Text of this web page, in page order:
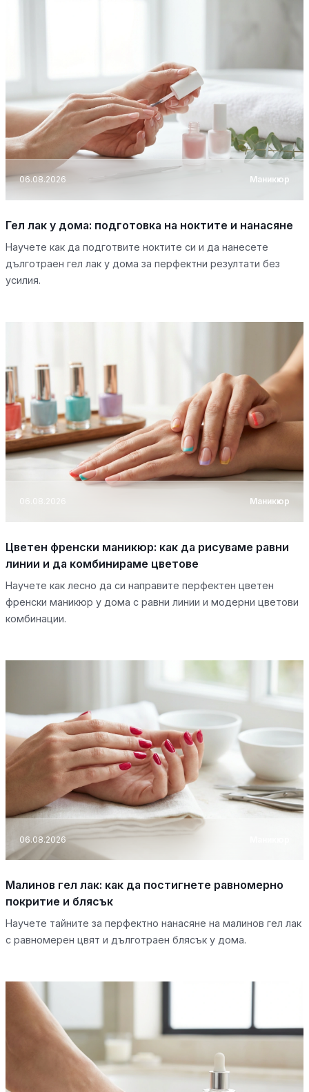
06.08.2026 Маникюр
Гел лак у дома: подготовка на ноктите и нанасяне
Научете как да подготвите ноктите си и да нанесете
дълготраен гел лак у дома за перфектни резултати без
усилия.
06.08.2026 Маникюр
Цветен френски маникюр: как да рисуваме равни
линии и да комбинираме цветове
Научете как лесно да си направите перфектен цветен
френски маникюр у дома с равни линии и модерни цветови
комбинации.
06.08.2026
Малинов гел лак: как да постигнете равномерно
покритие и блясък
Научете тайните за перфектно нанасяне на малинов гел лак
с равномерен цвят и дълготраен блясък у дома.